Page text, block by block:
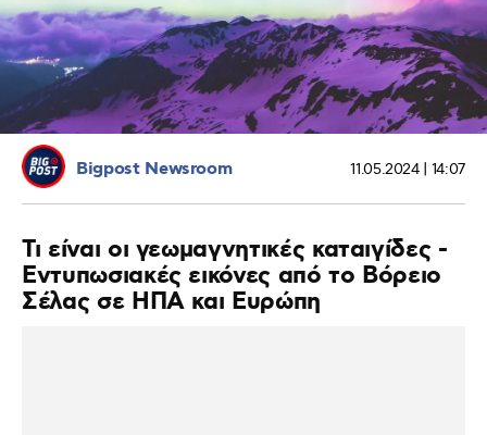
Bigpost Newsroom 11.05.2024 | 14:07
Τι είναι οι γεωμαγνητικές καταιγίδες -
Εντυπωσιακές εικόνες από το Βόρειο
Σέλας σε ΗΠΑ και Ευρώπη